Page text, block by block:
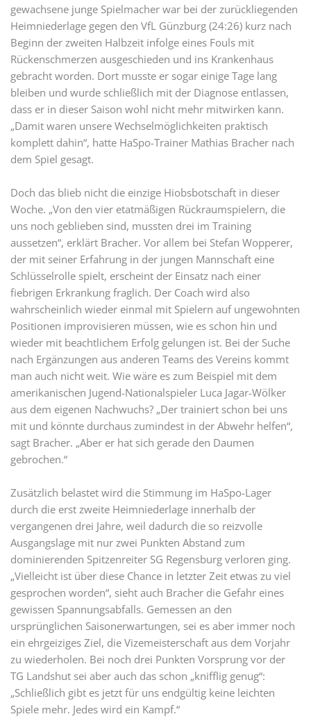
gewachsene junge Spielmacher war bei der zurückliegenden
Heimniederlage gegen den VfL Günzburg (24:26) kurz nach
Beginn der zweiten Halbzeit infolge eines Fouls mit
Rückenschmerzen ausgeschieden und ins Krankenhaus
gebracht worden. Dort musste er sogar einige Tage lang
bleiben und wurde schließlich mit der Diagnose entlassen,
dass er in dieser Saison wohl nicht mehr mitwirken kann.
„Damit waren unsere Wechselmöglichkeiten praktisch
komplett dahin“, hatte HaSpo-Trainer Mathias Bracher nach
dem Spiel gesagt.
Doch das blieb nicht die einzige Hiobsbotschaft in dieser
Woche. „Von den vier etatmäßigen Rückraumspielern, die
uns noch geblieben sind, mussten drei im Training
aussetzen“, erklärt Bracher. Vor allem bei Stefan Wopperer,
der mit seiner Erfahrung in der jungen Mannschaft eine
Schlüsselrolle spielt, erscheint der Einsatz nach einer
fiebrigen Erkrankung fraglich. Der Coach wird also
wahrscheinlich wieder einmal mit Spielern auf ungewohnten
Positionen improvisieren müssen, wie es schon hin und
wieder mit beachtlichem Erfolg gelungen ist. Bei der Suche
nach Ergänzungen aus anderen Teams des Vereins kommt
man auch nicht weit. Wie wäre es zum Beispiel mit dem
amerikanischen Jugend-Nationalspieler Luca Jagar-Wölker
aus dem eigenen Nachwuchs? „Der trainiert schon bei uns
mit und könnte durchaus zumindest in der Abwehr helfen“,
sagt Bracher. „Aber er hat sich gerade den Daumen
gebrochen.“
Zusätzlich belastet wird die Stimmung im HaSpo-Lager
durch die erst zweite Heimniederlage innerhalb der
vergangenen drei Jahre, weil dadurch die so reizvolle
Ausgangslage mit nur zwei Punkten Abstand zum
dominierenden Spitzenreiter SG Regensburg verloren ging.
„Vielleicht ist über diese Chance in letzter Zeit etwas zu viel
gesprochen worden“, sieht auch Bracher die Gefahr eines
gewissen Spannungsabfalls. Gemessen an den
ursprünglichen Saisonerwartungen, sei es aber immer noch
ein ehrgeiziges Ziel, die Vizemeisterschaft aus dem Vorjahr
zu wiederholen. Bei noch drei Punkten Vorsprung vor der
TG Landshut sei aber auch das schon „knifflig genug“:
„Schließlich gibt es jetzt für uns endgültig keine leichten
Spiele mehr. Jedes wird ein Kampf.“